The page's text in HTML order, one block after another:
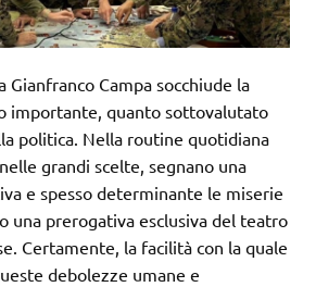
Gianfranco Campa socchiude la
importante, quanto sottovalutato
politica. Nella routine quotidiana
grandi scelte, segnano una
e spesso determinante le miserie
una prerogativa esclusiva del teatro
Certamente, la facilità con la quale
debolezze umane e